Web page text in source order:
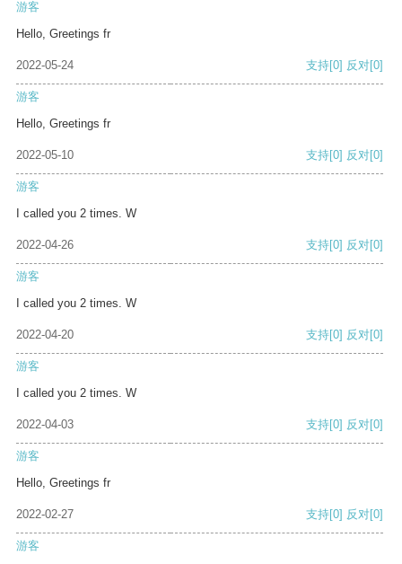
游客
Hello, Greetings fr
2022-05-24 支持[0] 反对[0]
游客
Hello, Greetings fr
2022-05-10 支持[0] 反对[0]
游客
I called you 2 times. W
2022-04-26 支持[0] 反对[0]
游客
I called you 2 times. W
2022-04-20 支持[0] 反对[0]
游客
I called you 2 times. W
2022-04-03 支持[0] 反对[0]
游客
Hello, Greetings fr
2022-02-27 支持[0] 反对[0]
游客